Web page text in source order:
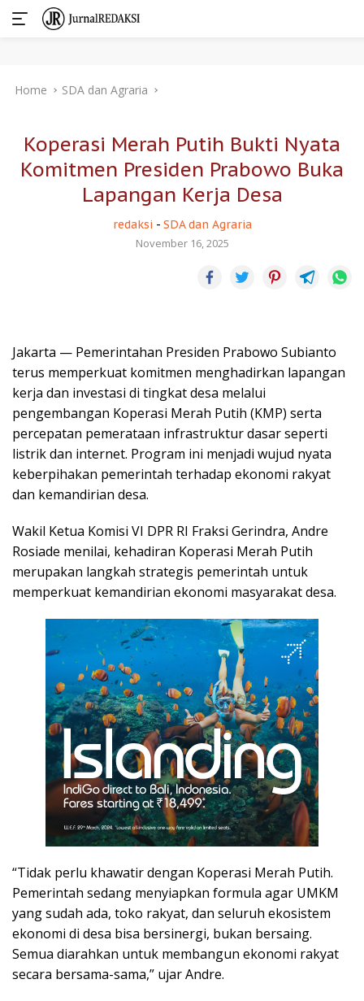
Home SDA dan Agraria
Koperasi Merah Putih Bukti Nyata
Komitmen Presiden Prabowo Buka
Lapangan Kerja Desa
redaksi - SDA dan Agraria
November 16, 2025
Jakarta — Pemerintahan Presiden Prabowo Subianto
terus memperkuat komitmen menghadirkan lapangan
kerja dan investasi di tingkat desa melalui
pengembangan Koperasi Merah Putih (KMP) serta
percepatan pemerataan infrastruktur dasar seperti
listrik dan internet. Program ini menjadi wujud nyata
keberpihakan pemerintah terhadap ekonomi rakyat
dan kemandirian desa.
Wakil Ketua Komisi VI DPR RI Fraksi Gerindra, Andre
Rosiade menilai, kehadiran Koperasi Merah Putih
merupakan langkah strategis pemerintah untuk
memperkuat kemandirian ekonomi masyarakat desa.
“Tidak perlu khawatir dengan Koperasi Merah Putih.
Pemerintah sedang menyiapkan formula agar UMKM
yang sudah ada, toko rakyat, dan seluruh ekosistem
ekonomi di desa bisa bersinergi, bukan bersaing.
Semua diarahkan untuk membangun ekonomi rakyat
secara bersama-sama,” ujar Andre.